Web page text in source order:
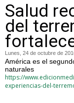
Salud
del
Lunes, 24 de octubre de
América es el
naturales
https://
experiencias-del-